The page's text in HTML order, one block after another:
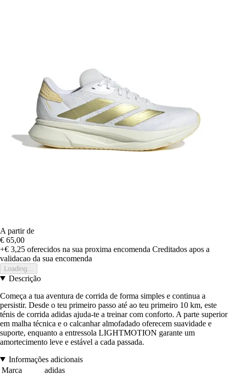
A partir de
€ 65,00
+€ 3,25 oferecidos na sua proxima encomenda Creditados apos a
validacao da sua encomenda
Loading...
Descrição
Começa a tua aventura de corrida de forma simples e continua a
persistir. Desde o teu primeiro passo até ao teu primeiro 10 km, este
ténis de corrida adidas ajuda-te a treinar com conforto. A parte superior
em malha técnica e o calcanhar almofadado oferecem suavidade e
suporte, enquanto a entressola LIGHTMOTION garante um
amortecimento leve e estável a cada passada.
Informações adicionais
Marca
adidas